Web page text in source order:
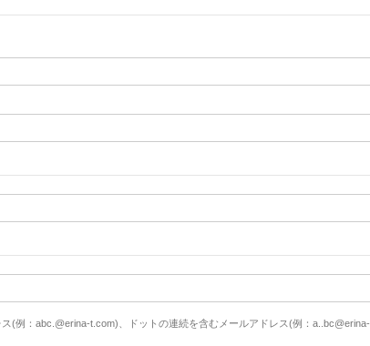
(例：abc.@erina-t.com)、ドットの連続を含むメールアドレス(例：a..bc@erina-